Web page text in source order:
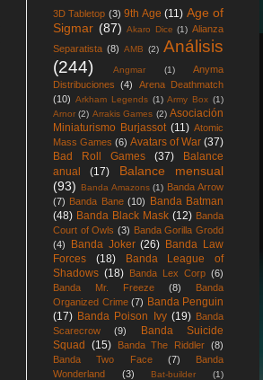
3D Tabletop (3) 9th Age (11) Age of
Sigmar (87) Akaro Dice (1) Alianza
Separatista (8) AMB (2) Análisis
(244)
Angmar (1)
Anyma
Distribuciones
(4)
Arena Deathmatch
(10) Arkham Legends (1) Army Box (1)
Arnor (2) Arrakis Games (2) Asociación
Miniaturismo Burjassot (11) Atomic
Mass Games (6) Avatars of War (37)
Bad Roll Games
(37)
Balance
anual
(17)
Balance mensual
(93)
Banda Amazons (1) Banda Arrow
(7) Banda Bane (10)
Banda Batman
(48) Banda Black Mask (12) Banda
Court of Owls (3) Banda Gorilla Grodd
(4)
Banda Joker (26) Banda Law
Forces
(18)
Banda League of
Shadows (18) Banda Lex Corp (6)
Banda Mr. Freeze
(8)
Banda
Organized Crime (7) Banda Penguin
(17) Banda Poison Ivy (19) Banda
Scarecrow
(9)
Banda Suicide
Squad
(15) Banda The Riddler (8)
Banda Two Face
(7)
Banda
Wonderland
(3) Bat-builder (1)